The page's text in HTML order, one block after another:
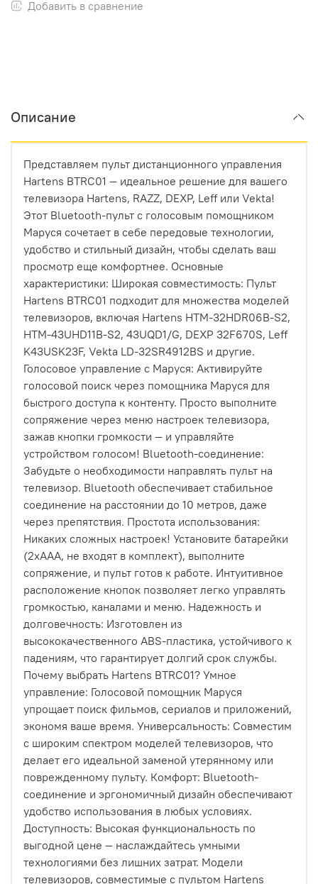
Добавить в сравнение
Описание
Представляем пульт дистанционного управления
Hartens BTRC01 — идеальное решение для вашего
телевизора Hartens, RAZZ, DEXP, Leff или Vekta!
Этот Bluetooth-пульт с голосовым помощником
Маруся сочетает в себе передовые технологии,
удобство и стильный дизайн, чтобы сделать ваш
просмотр еще комфортнее. Основные
характеристики: Широкая совместимость: Пульт
Hartens BTRC01 подходит для множества моделей
телевизоров, включая Hartens HTM-32HDR06B-S2,
HTM-43UHD11B-S2, 43UQD1/G, DEXP 32F670S, Leff
K43USK23F, Vekta LD-32SR4912BS и другие.
Голосовое управление с Маруся: Активируйте
голосовой поиск через помощника Маруся для
быстрого доступа к контенту. Просто выполните
сопряжение через меню настроек телевизора,
зажав кнопки громкости — и управляйте
устройством голосом! Bluetooth-соединение:
Забудьте о необходимости направлять пульт на
телевизор. Bluetooth обеспечивает стабильное
соединение на расстоянии до 10 метров, даже
через препятствия. Простота использования:
Никаких сложных настроек! Установите батарейки
(2xAAA, не входят в комплект), выполните
сопряжение, и пульт готов к работе. Интуитивное
расположение кнопок позволяет легко управлять
громкостью, каналами и меню. Надежность и
долговечность: Изготовлен из
высококачественного ABS-пластика, устойчивого к
падениям, что гарантирует долгий срок службы.
Почему выбрать Hartens BTRC01? Умное
управление: Голосовой помощник Маруся
упрощает поиск фильмов, сериалов и приложений,
экономя ваше время. Универсальность: Совместим
с широким спектром моделей телевизоров, что
делает его идеальной заменой утерянному или
поврежденному пульту. Комфорт: Bluetooth-
соединение и эргономичный дизайн обеспечивают
удобство использования в любых условиях.
Доступность: Высокая функциональность по
выгодной цене — наслаждайтесь умными
технологиями без лишних затрат. Модели
телевизоров, совместимые с пультом Hartens